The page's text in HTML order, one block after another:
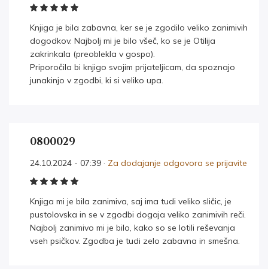
Knjiga je bila zabavna, ker se je zgodilo veliko zanimivih
dogodkov. Najbolj mi je bilo všeč, ko se je Otilija
zakrinkala (preoblekla v gospo).
Priporočila bi knjigo svojim prijateljicam, da spoznajo
junakinjo v zgodbi, ki si veliko upa.
0800029
24.10.2024 - 07:39 · Za dodajanje odgovora se prijavite
Knjiga mi je bila zanimiva, saj ima tudi veliko sličic, je
pustolovska in se v zgodbi dogaja veliko zanimivih reči.
Najbolj zanimivo mi je bilo, kako so se lotili reševanja
vseh psičkov. Zgodba je tudi zelo zabavna in smešna.